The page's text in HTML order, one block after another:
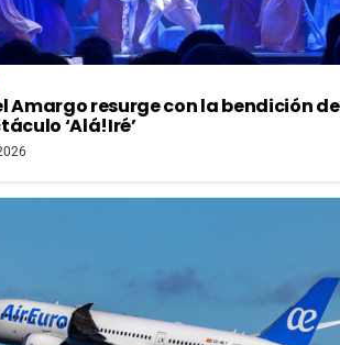
Amargo resurge con la bendición
‘Alá!Iré’